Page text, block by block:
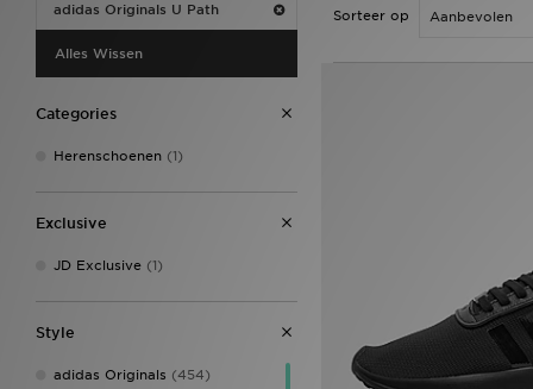
adidas Originals U Path
Alles Wissen
Categories
Herenschoenen (1)
Exclusive
JD Exclusive (1)
Style
adidas Originals (454)
Sorteer op